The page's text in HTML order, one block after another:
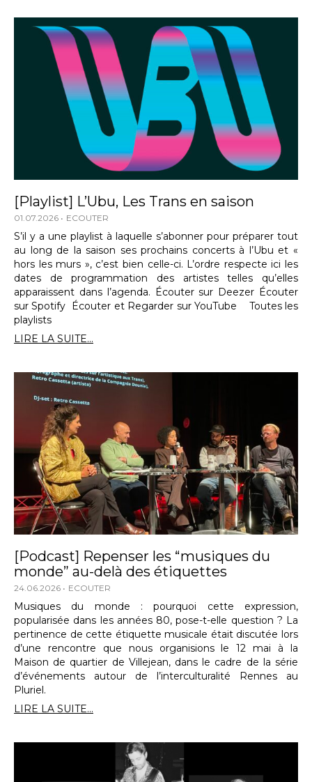
[Playlist] L’Ubu, Les Trans en saison
01.07.2026 ECOUTER
S’il y a une playlist à laquelle s’abonner pour préparer tout
au long de la saison ses prochains concerts à l’Ubu et «
hors les murs », c’est bien celle-ci. L’ordre respecte ici les
dates de programmation des artistes telles qu’elles
apparaissent dans l’agenda. Écouter sur Deezer Écouter
sur Spotify Écouter et Regarder sur YouTube Toutes les
playlists
LIRE LA SUITE...
[Podcast] Repenser les “musiques du
monde” au-delà des étiquettes
24.06.2026 ECOUTER
Musiques du monde : pourquoi cette expression,
popularisée dans les années 80, pose-t-elle question ? La
pertinence de cette étiquette musicale était discutée lors
d’une rencontre que nous organisions le 12 mai à la
Maison de quartier de Villejean, dans le cadre de la série
d’événements autour de l’interculturalité Rennes au
Pluriel.
LIRE LA SUITE...